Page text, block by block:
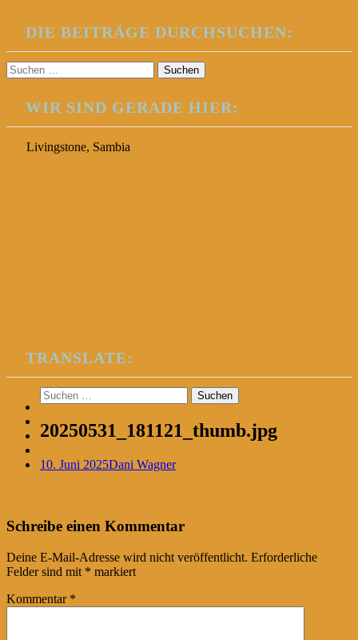
DIE BEITRÄGE DURCHSUCHEN:
Suchen
nach:
WIR SIND GERADE HIER:
Livingstone, Sambia
TRANSLATE:
Suchen
nach:
20250531_181121_thumb.jpg
10. Juni 2025Dani Wagner
Post
navigation
←
Schreibe einen Kommentar
Deine E-Mail-Adresse wird nicht veröffentlicht. Erforderliche
Felder sind mit * markiert
Kommentar *